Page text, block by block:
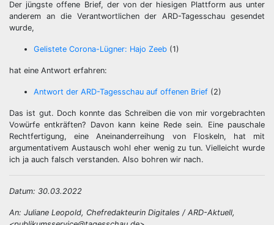
Der jüngste offene Brief, der von der hiesigen Plattform aus unter
anderem an die Verantwortlichen der ARD-Tagesschau gesendet
wurde,
Gelistete Corona-Lügner: Hajo Zeeb (1)
hat eine Antwort erfahren:
Antwort der ARD-Tagesschau auf offenen Brief (2)
Das ist gut. Doch konnte das Schreiben die von mir vorgebrachten
Vowürfe entkräften? Davon kann keine Rede sein. Eine pauschale
Rechtfertigung, eine Aneinanderreihung von Floskeln, hat mit
argumentativem Austausch wohl eher wenig zu tun. Vielleicht wurde
ich ja auch falsch verstanden. Also bohren wir nach.
Datum: 30.03.2022
An: Juliane Leopold, Chefredakteurin Digitales / ARD-Aktuell,